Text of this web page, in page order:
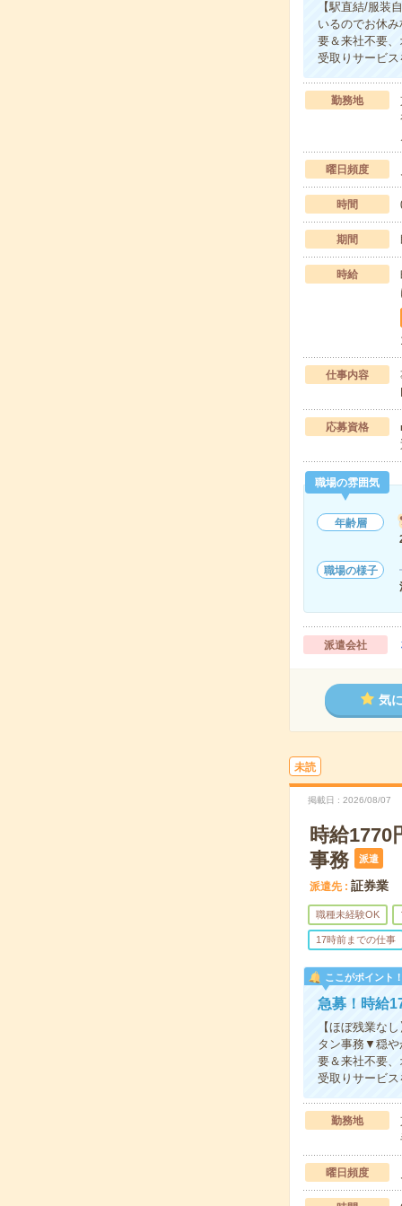
【駅直結/服装
いるのでお休
要＆来社不要
受取りサービ
勤務地
曜日頻度
時間
期間
時給
仕事内容
応募資格
職場の雰囲気
年齢層
職場の様子
派遣会社
気
未読
掲載日 2026/08/07
時給1770
事務
派遣
派遣先 証券業
職種未経験OK
17時前までの仕事
ここがポイント
急募！時給
【ほぼ残業な
タン事務▼穏や
要＆来社不要
受取りサービ
勤務地
曜日頻度